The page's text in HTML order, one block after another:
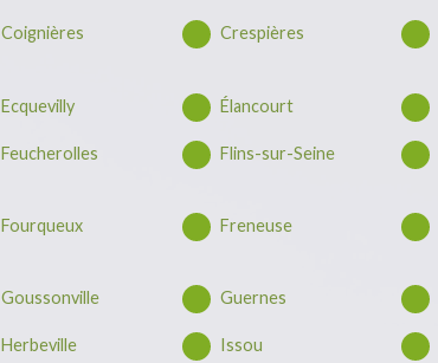
Coignières Crespières
Ecquevilly Élancourt
Feucherolles Flins-sur-Seine
Fourqueux Freneuse
Goussonville Guernes
Herbeville Issou